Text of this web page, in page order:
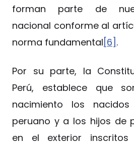
forman parte de
nacional conforme al
norma fundamental [6] .
Por su parte, la
Perú, establece que
nacimiento los
peruano y a los hijos de
en el exterior